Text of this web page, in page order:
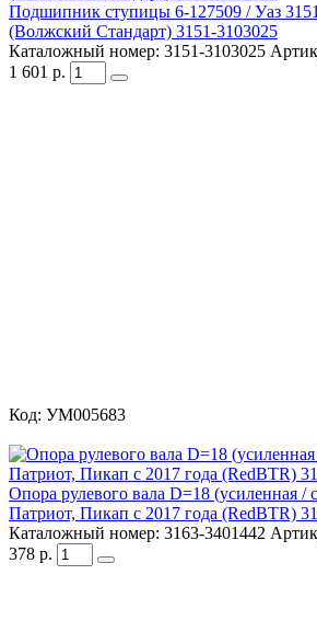
Подшипник ступицы 6-127509 / Уаз
(Волжский Стандарт) 3151-3103025
Каталожный номер: 3151-3103025
1 601 р.
Код: УМ005683
Опора рулевого вала D=18 (усиленная /
Патриот, Пикап с 2017 года (RedBTR)
Каталожный номер: 3163-3401442
378 р.